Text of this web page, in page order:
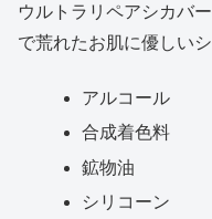
ウルトラリペアシカバ
で荒れたお肌に優しい
アルコール
合成着色料
鉱物油
シリコーン